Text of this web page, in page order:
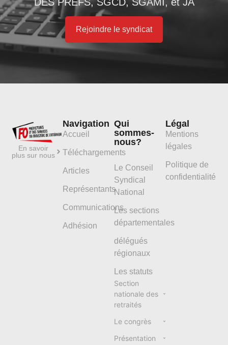
Rejoindre le syndicat
En savoir
plus sur nous
Navigation
Accueil
Téléchargements
Articles
Représentants
Communications
Adhésion
Qui
sommes-
nous?
Le Conseil
Syndical
National
Les sections
départementales
délégués
régionaux
Les statuts
Section
nationale des
retraités
Le congrès
Présentation
Légal
Mentions
légales
Politique de
confidentialité